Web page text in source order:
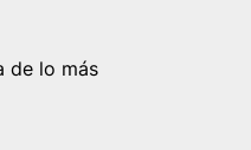
de lo más